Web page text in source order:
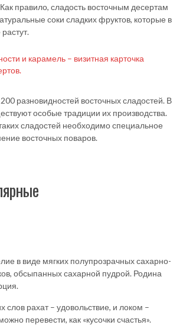
правило, сладость восточным десертам
соки сладких фруктов, которые в
и карамель – визитная карточка
разновидностей восточных сладостей. В
особые традиции их производства.
сладостей необходимо специальное
восточных поваров.
в виде мягких полупрозрачных сахарно-
обсыпанных сахарной пудрой. Родина
слов рахат – удовольствие, и локом –
перевести, как «кусочки счастья».